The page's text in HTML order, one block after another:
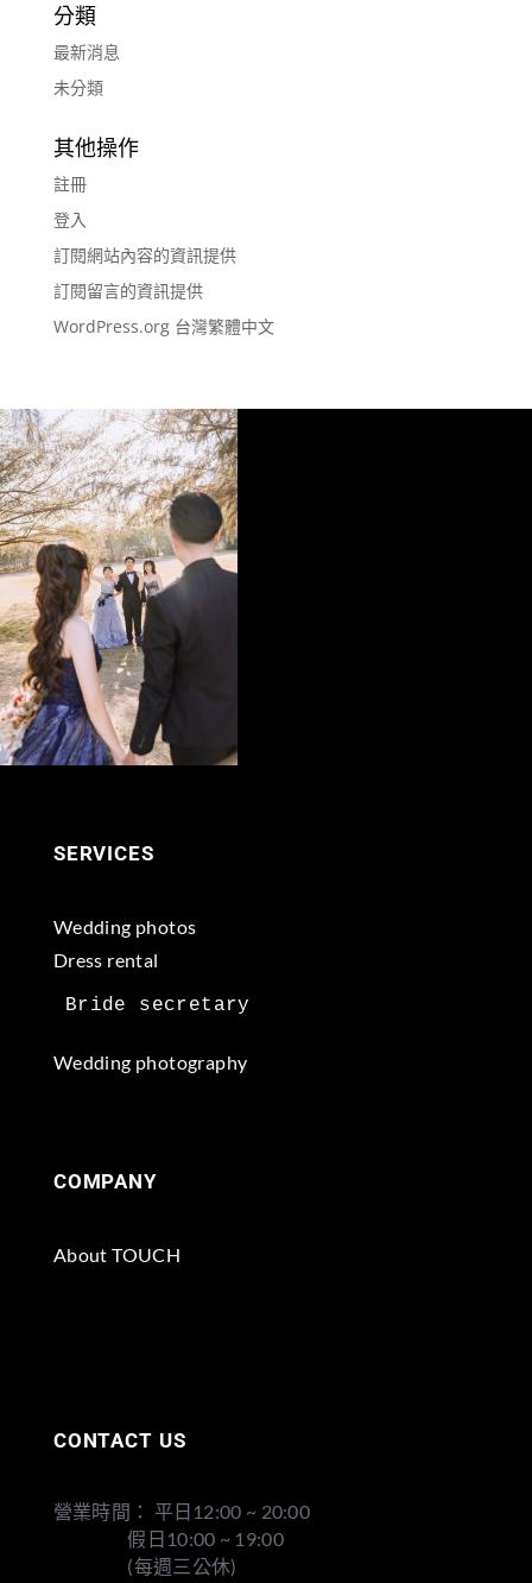
分類
最新消息
未分類
其他操作
註冊
登入
訂閱網站內容的資訊提供
訂閱留言的資訊提供
WordPress.org 台灣繁體中文
SERVICES
Wedding photos
Dress rental
Wedding photography
COMPANY
About TOUCH
CONTACT US
營業時間： 平日12:00 ~ 20:00
假日10:00 ~ 19:00
(每週三公休)